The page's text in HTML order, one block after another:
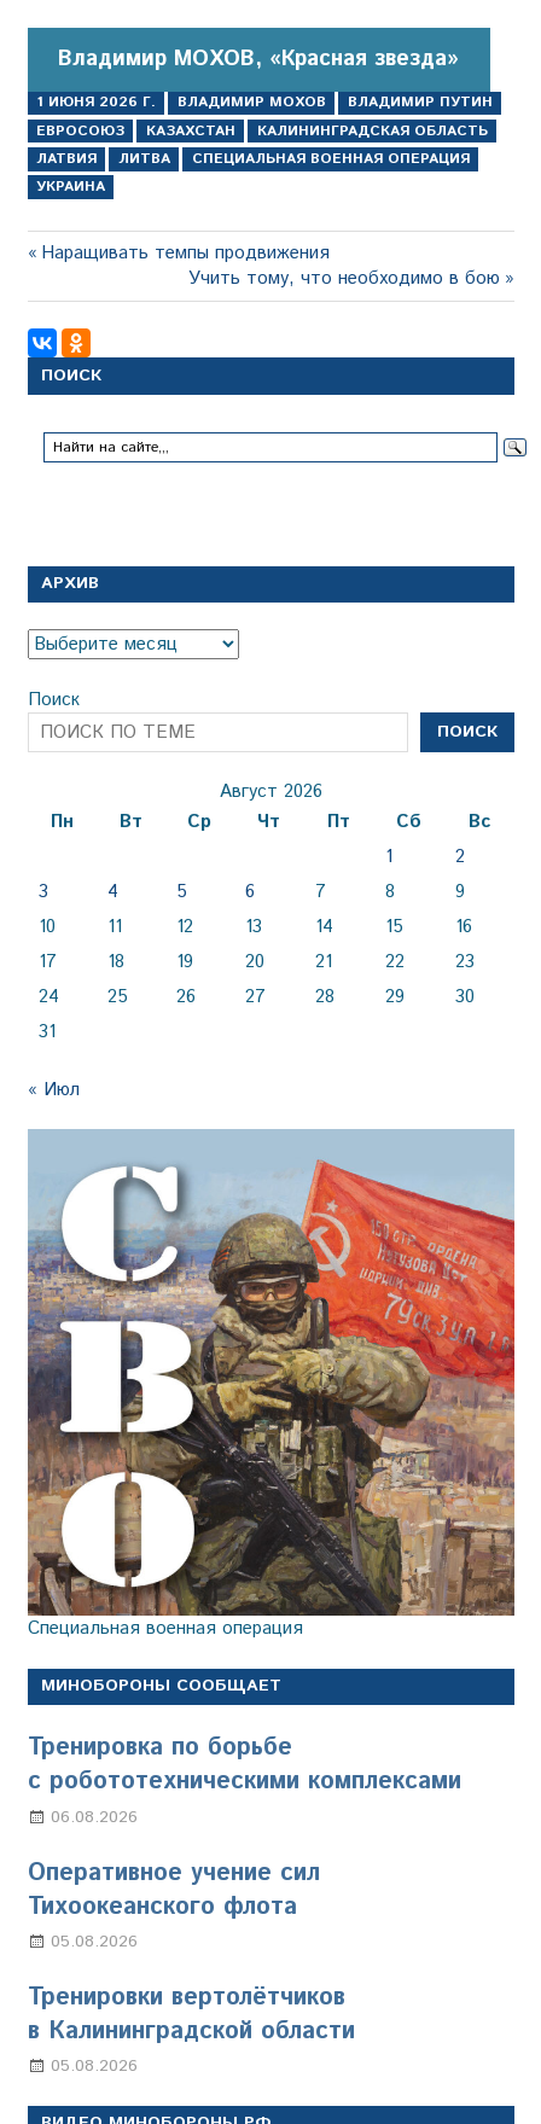
Владимир МОХОВ, «Красная звезда»
1 ИЮНЯ 2026 Г. ВЛАДИМИР МОХОВ
ВЛАДИМИР ПУТИН
ЕВРОСОЮЗ
КАЗАХСТАН
КАЛИНИНГРАДСКАЯ ОБЛАСТЬ
ЛАТВИЯ
ЛИТВА
СПЕЦИАЛЬНАЯ ВОЕННАЯ ОПЕРАЦИЯ
УКРАИНА
Навигация
по
записям
Предыдущая
Наращивать темпы продвижения
Следующая
запись:
Учить тому, что необходимо в бою
ПОИСК
АРХИВ
Архив
Поиск
ПОИСК
Август 2026
Пн
Вт Ср Чт Пт Сб
Вс
1
2
3
4 5 6 7 8
9
10
11 12 13 14 15
16
17
18 19 20 21 22
23
24
25 26 27 28 29
30
31
« Июл
Специальная военная операция
МИНОБОРОНЫ СООБЩАЕТ
Тренировка по борьбе
с робототехническими комплексами
06.08.2026
Оперативное учение сил
Тихоокеанского флота
05.08.2026
Тренировки вертолётчиков
в Калининградской области
05.08.2026